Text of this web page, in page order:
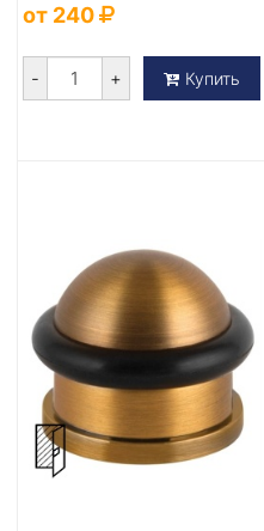
от 240
- + Купить